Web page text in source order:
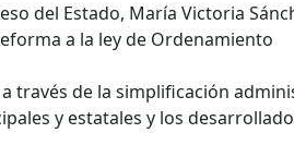
del Estado, María Victoria
a la ley de Ordenamiento
través de la simplificación
y estatales y los